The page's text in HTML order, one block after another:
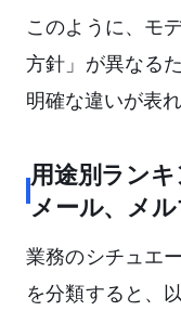
このように、モ
方針」が異なる
明確な違いが表れ
用途別ラン
メール、メ
業務のシチュエ
を分類すると、